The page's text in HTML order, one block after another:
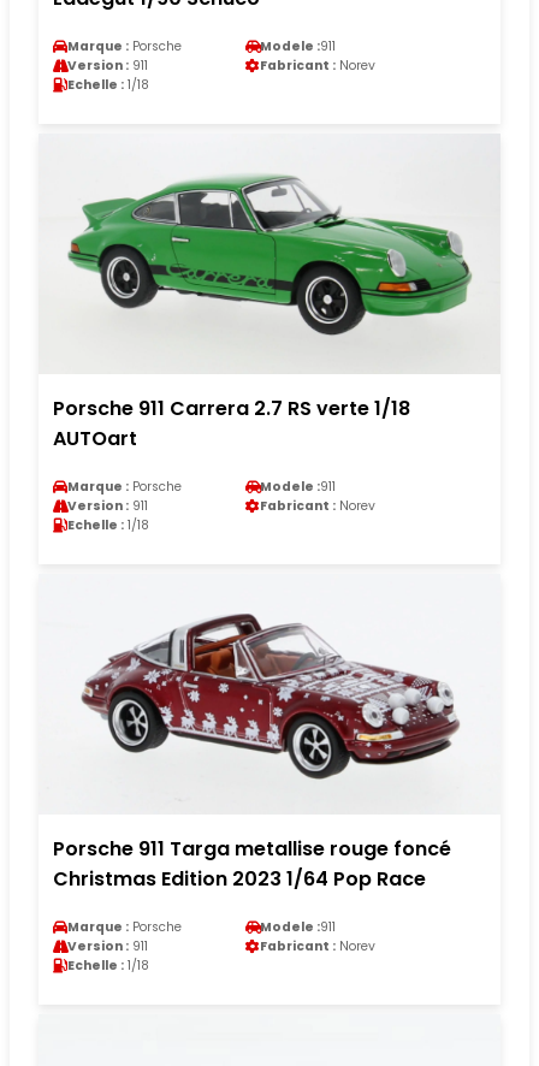
Marque : Porsche Modele :911
Version : 911 Fabricant : Norev
Echelle : 1/18
Porsche 911 Carrera 2.7 RS verte 1/18
AUTOart
Marque : Porsche Modele :911
Version : 911 Fabricant : Norev
Echelle : 1/18
Porsche 911 Targa metallise rouge foncé
Christmas Edition 2023 1/64 Pop Race
Marque : Porsche Modele :911
Version : 911 Fabricant : Norev
Echelle : 1/18